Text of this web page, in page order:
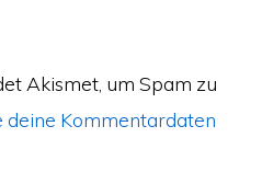
Akismet, um Spam zu
deine Kommentardaten